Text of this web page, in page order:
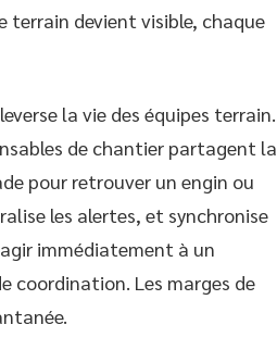
terrain devient visible, chaque
la vie des équipes terrain.
de chantier partagent la
pour retrouver un engin ou
les alertes, et synchronise
immédiatement à un
coordination. Les marges de